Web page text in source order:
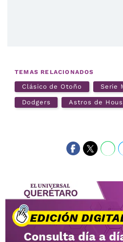
TEMAS RELACIONADOS
Clásico de Otoño Serie
Dodgers Astros de